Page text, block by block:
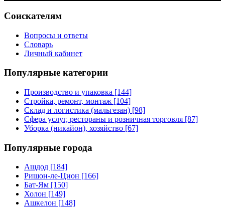
Соискателям
Вопросы и ответы
Словарь
Личный кабинет
Популярные категории
Производство и упаковка [144]
Стройка, ремонт, монтаж [104]
Склад и логистика (мальгезан) [98]
Сфера услуг, рестораны и розничная торговля [87]
Уборка (никайон), хозяйство [67]
Популярные города
Ашдод [184]
Ришон-ле-Цион [166]
Бат-Ям [150]
Холон [149]
Ашкелон [148]